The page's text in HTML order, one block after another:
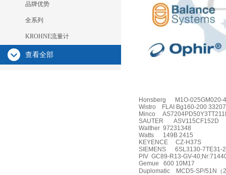
品牌优势
全系列
KROHNE流量计
查看全部
Honsberg
M1O-025GM020-
Wistro
FLAI Bg160-200
Minco
SAUTER
ASV115CF152D
Walther 97231348
Watts
149B 2415
KEYENCE
CZ-H37S
SIEMENS
6SL3130-7TE31-
PIV GC89-R13-GV-
Gemue
600 10M17
Duplomatic
MCD5-SP/51N （